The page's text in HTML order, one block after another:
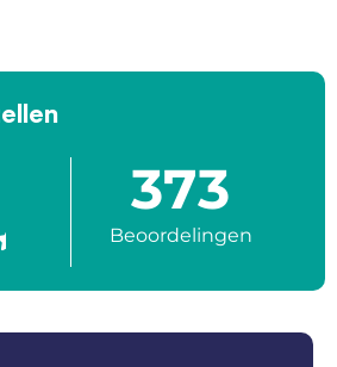
373
Beoordelingen